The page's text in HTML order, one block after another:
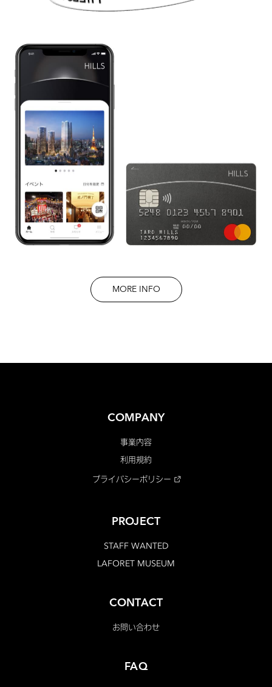
MORE INFO
COMPANY
事業内容
利用規約
プライバシーポリシー
PROJECT
STAFF WANTED
LAFORET MUSEUM
CONTACT
お問い合わせ
FAQ